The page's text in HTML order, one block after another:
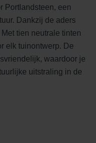
Portlandsteen, een
Dankzij de aders
tien neutrale tinten
elk tuinontwerp. De
waardoor je
uitstraling in de